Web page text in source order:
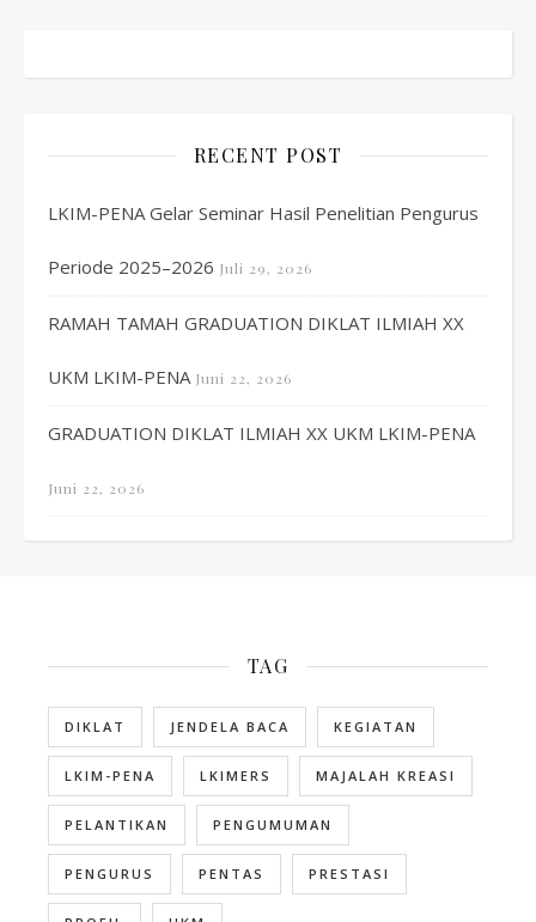
RECENT POST
LKIM-PENA Gelar Seminar Hasil Penelitian Pengurus
Periode 2025–2026 Juli 29, 2026
RAMAH TAMAH GRADUATION DIKLAT ILMIAH XX
UKM LKIM-PENA Juni 22, 2026
GRADUATION DIKLAT ILMIAH XX UKM LKIM-PENA
Juni 22, 2026
TAG
DIKLAT JENDELA BACA KEGIATAN
LKIM-PENA LKIMERS MAJALAH KREASI
PELANTIKAN PENGUMUMAN
PENGURUS PENTAS PRESTASI